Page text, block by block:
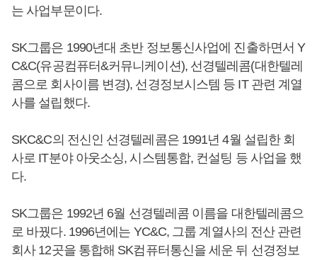
는 사업부문이다.
SK그룹은 1990년대 초반 정보통신사업에 진출하면서 Y
C&C(유공컴퓨터&커뮤니케이션), 선경텔레콤(대한텔레
콤으로 회사이름 변경), 선경정보시스템 등 IT 관련 계열
사를 설립했다.
SKC&C의 전신인 선경텔레콤은 1991년 4월 설립한 회
사로 IT분야 아웃소싱, 시스템통합, 컨설팅 등 사업을 했
다.
SK그룹은 1992년 6월 선경텔레콤 이름을 대한텔레콤으
로 바꿨다. 1996년에는 YC&C, 그룹 계열사의 전산 관련
회사 12곳을 통합해 SK컴퓨터통신을 세운 뒤 선경정보